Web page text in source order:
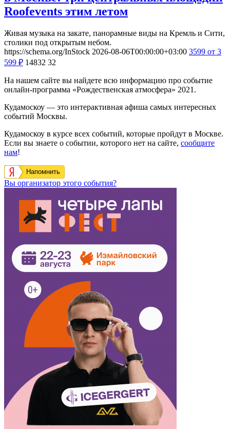
Roofevents этим летом
Живая музыка на закате, панорамные виды на Кремль и Сити,
столики под открытым небом.
https://schema.org/InStock 2026-08-06T00:00:00+03:00 3599 от 3
599 ₽ 14832 32
На нашем сайте вы найдете всю информацию про событие
онлайн-программа «Рождественская атмосфера» 2021.
Кудамоскоу — это интерактивная афиша самых интересных
событий Москвы.
Кудамоскоу в курсе всех событий, которые пройдут в Москве.
Если вы знаете о событии, которого нет на сайте, сообщите
нам!
Напомнить
Вы организатор этого события?